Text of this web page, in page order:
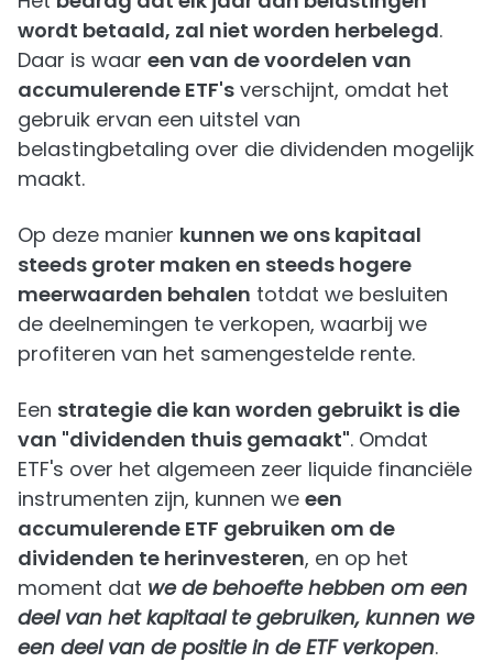
wordt betaald, zal niet worden herbelegd.
Daar is waar een van de voordelen van
accumulerende ETF's verschijnt, omdat het
gebruik ervan een uitstel van
belastingbetaling over die dividenden mogelijk
maakt.
Op deze manier kunnen we ons kapitaal
steeds groter maken en steeds hogere
meerwaarden behalen totdat we besluiten
de deelnemingen te verkopen, waarbij we
profiteren van het samengestelde rente.
Een strategie die kan worden gebruikt is die
van "dividenden thuis gemaakt". Omdat
ETF's over het algemeen zeer liquide financiële
instrumenten zijn, kunnen we een
accumulerende ETF gebruiken om de
dividenden te herinvesteren, en op het
moment dat we de behoefte hebben om een
deel van het kapitaal te gebruiken, kunnen we
een deel van de positie in de ETF verkopen.